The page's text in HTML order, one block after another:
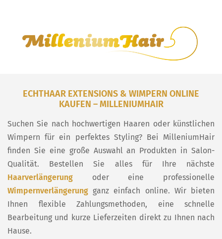
ECHTHAAR EXTENSIONS & WIMPERN ONLINE
KAUFEN – MILLENIUMHAIR
Suchen Sie nach hochwertigen Haaren oder künstlichen
Wimpern für ein perfektes Styling? Bei MilleniumHair
finden Sie eine große Auswahl an Produkten in Salon-
Qualität. Bestellen Sie alles für Ihre nächste
Haarverlängerung oder eine professionelle
Wimpernverlängerung ganz einfach online. Wir bieten
Ihnen flexible Zahlungsmethoden, eine schnelle
Bearbeitung und kurze Lieferzeiten direkt zu Ihnen nach
Hause.